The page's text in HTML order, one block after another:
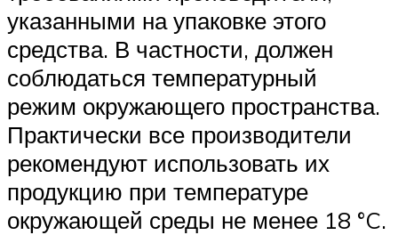
указанными на упаковке этого
средства. В частности, должен
соблюдаться температурный
режим окружающего пространства.
Практически все производители
рекомендуют использовать их
продукцию при температуре
окружающей среды не менее 18 °C.